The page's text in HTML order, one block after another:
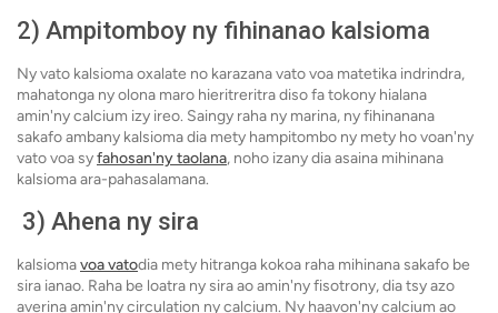
2) Ampitomboy ny fihinanao kalsioma
Ny vato kalsioma oxalate no karazana vato voa matetika indrindra,
mahatonga ny olona maro hieritreritra diso fa tokony hialana
amin'ny calcium izy ireo. Saingy raha ny marina, ny fihinanana
sakafo ambany kalsioma dia mety hampitombo ny mety ho voan'ny
vato voa syfahosan'ny taolana, noho izany dia asaina mihinana
kalsioma ara-pahasalamana.
3) Ahena ny sira
kalsiomavoa vatodia mety hitranga kokoa raha mihinana sakafo be
sira ianao. Raha be loatra ny sira ao amin'ny fisotrony, dia tsy azo
averina amin'ny circulation ny calcium. Ny haavon'ny calcium ao